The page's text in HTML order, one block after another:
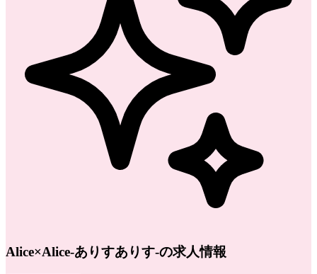
Alice×Alice-ありすありす-の求人情報